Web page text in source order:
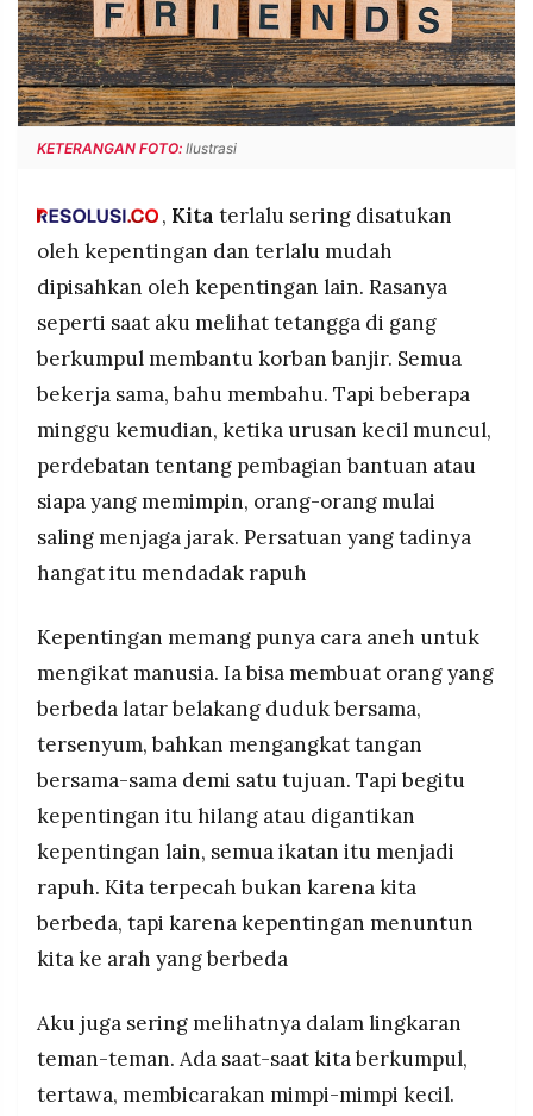
POLICY WARGA
INFORMASI
IKLAN
KIRIM
TULISAN
PENGADUAN TERM
OF
IKUTI
KAMI
©
PT.
RESOLUSI
MEDIA
Resolusi.co
2026
PT.
RESOLUSI
MEDIA
KETERANGAN FOTO: Ilustrasi
, Kita terlalu sering disatukan
oleh kepentingan dan terlalu mudah
dipisahkan oleh kepentingan lain. Rasanya
seperti saat aku melihat tetangga di gang
berkumpul membantu korban banjir. Semua
bekerja sama, bahu membahu. Tapi beberapa
minggu kemudian, ketika urusan kecil muncul,
perdebatan tentang pembagian bantuan atau
siapa yang memimpin, orang-orang mulai
saling menjaga jarak. Persatuan yang tadinya
hangat itu mendadak rapuh
Kepentingan memang punya cara aneh untuk
mengikat manusia. Ia bisa membuat orang yang
berbeda latar belakang duduk bersama,
tersenyum, bahkan mengangkat tangan
bersama-sama demi satu tujuan. Tapi begitu
kepentingan itu hilang atau digantikan
kepentingan lain, semua ikatan itu menjadi
rapuh. Kita terpecah bukan karena kita
berbeda, tapi karena kepentingan menuntun
kita ke arah yang berbeda
Aku juga sering melihatnya dalam lingkaran
teman-teman. Ada saat-saat kita berkumpul,
tertawa, membicarakan mimpi-mimpi kecil.